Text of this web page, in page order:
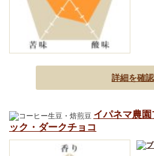
詳細を確認
イパネマ農
ック・ダークチョコ